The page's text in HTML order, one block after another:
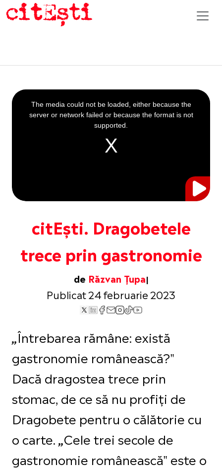
citEști. Dragobetele
trece prin gastronomie
de Răzvan Țupa
Publicat 24 februarie 2023
This
is
a
The media could not be loaded, either because the
server or network failed or because the format is not
supported.
„Întrebarea rămâne: există
gastronomie românească?"
Dacă dragostea trece prin
stomac, de ce să nu profiți de
Dragobete pentru o călătorie cu
o carte.„Cele trei secole de
gastronomie românească" este o